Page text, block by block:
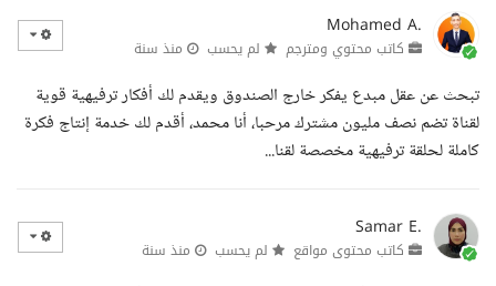
Mohamed A.
كاتب محتوي ومترجم لم يحسب منذ سنة
تبحث عن عقل مبدع يفكر خارج الصندوق ويقدم لك أفكار ترفيهية قوية
لقناة تضم نصف مليون مشترك مرحبا، أنا محمد، أقدم لك خدمة إنتاج فكرة
كاملة لحلقة ترفيهية مخصصة لقنا...
Samar E.
كاتب محتوى مواقع لم يحسب منذ سنة